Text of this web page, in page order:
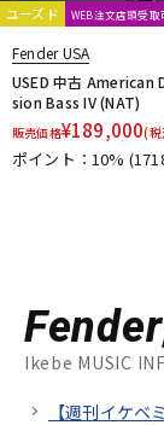
ユーズド WEB注文店頭受取
Fender USA
USED 中古 American
sion Bass IV (NAT)
販売価格¥189,000(税
ポイント：10%
Ikebe MUSIC
【週刊イケ